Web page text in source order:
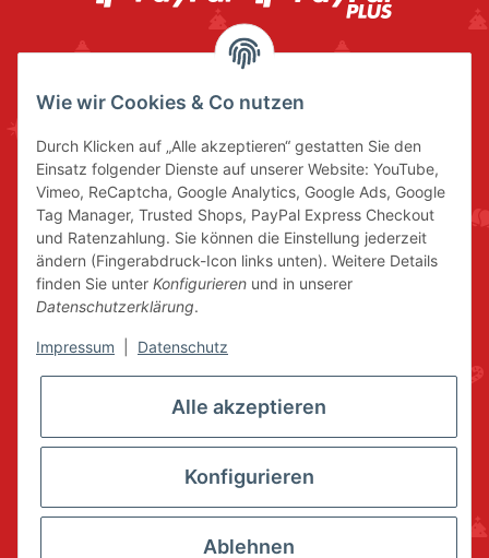
* Alle Preise inkl. gesetzlicher USt., zzgl.
Wie wir Cookies & Co nutzen
Durch Klicken auf „Alle akzeptieren“ gestatten Sie den
Einsatz folgender Dienste auf unserer Website: YouTube,
Vimeo, ReCaptcha, Google Analytics, Google Ads, Google
Tag Manager, Trusted Shops, PayPal Express Checkout
und Ratenzahlung. Sie können die Einstellung jederzeit
ändern (Fingerabdruck-Icon links unten). Weitere Details
finden Sie unter Konfigurieren und in unserer
Datenschutzerklärung.
Impressum Datenschutz
Alle akzeptieren
Konfigurieren
Ablehnen